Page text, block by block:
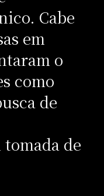
Cabe
em
o
como
de
de